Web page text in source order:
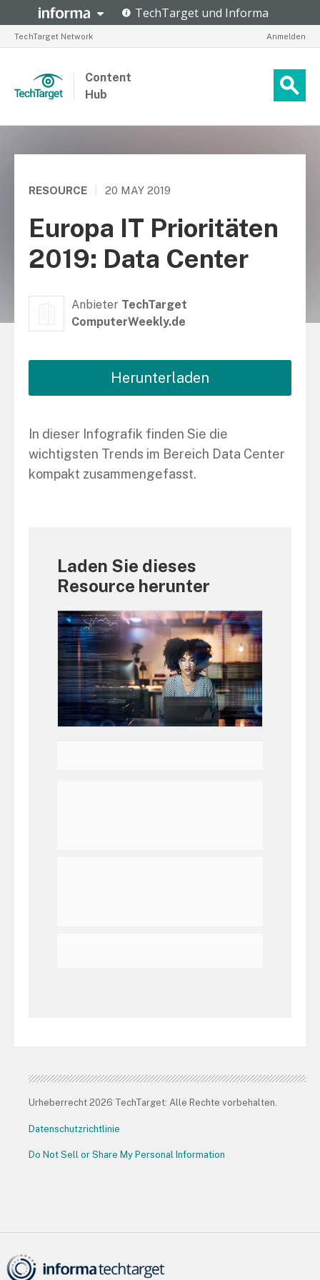
TechTarget Network Anmelden
Content
Hub
RESOURCE 20 MAY 2019
Europa IT Prioritäten
2019: Data Center
Anbieter TechTarget
ComputerWeekly.de
Herunterladen
In dieser Infografik finden Sie die
wichtigsten Trends im Bereich Data Center
kompakt zusammengefasst.
Laden Sie dieses
Resource herunter
Urheberrecht 2026 TechTarget: Alle Rechte vorbehalten.
Datenschutzrichtlinie
Do Not Sell or Share My Personal Information